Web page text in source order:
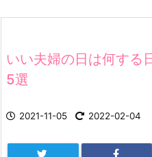
いい夫婦の日は何する
5選
2021-11-05 2022-02-04